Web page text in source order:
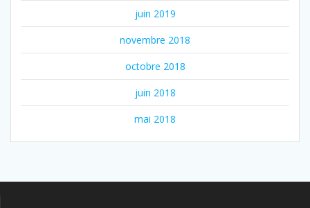
juin 2019
novembre 2018
octobre 2018
juin 2018
mai 2018